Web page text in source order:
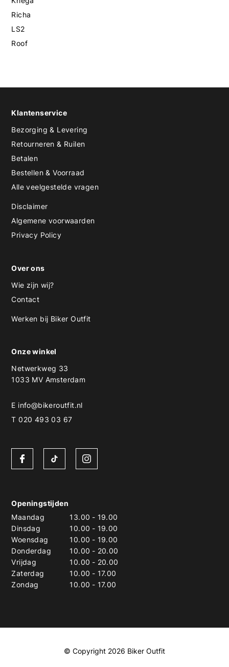
Richa
LS2
Roof
Klantenservice
Bezorging & Levering
Retourneren & Ruilen
Betalen
Bestellen & Voorraad
Alle veelgestelde vragen
Disclaimer
Algemene voorwaarden
Privacy Policy
Over ons
Wie zijn wij?
Contact
Werken bij Biker Outfit
Onze winkel
Netwerkweg 33
1033 MV Amsterdam
E info@bikeroutfit.nl
T 020 493 03 67
Openingstijden
Maandag
13.00 - 19.00
Dinsdag
10.00 - 19.00
Woensdag
10.00 - 19.00
Donderdag
10.00 - 20.00
Vrijdag
10.00 - 20.00
Zaterdag
10.00 - 17.00
Zondag
10.00 - 17.00
© Copyright 2026 Biker Outfit